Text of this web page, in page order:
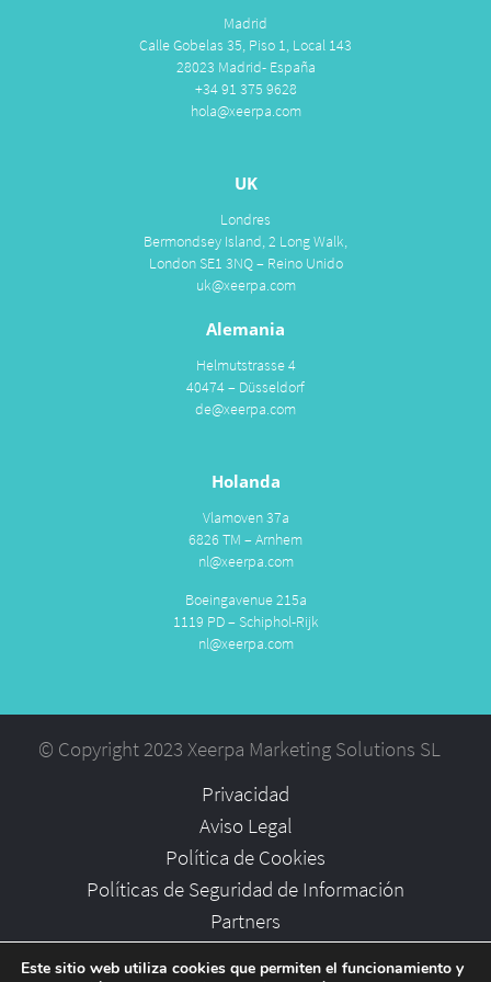
Madrid
Calle Gobelas 35, Piso 1, Local 143
28023 Madrid- España
+34 91 375 9628
hola@xeerpa.com
UK
Londres
Bermondsey Island, 2 Long Walk,
London SE1 3NQ – Reino Unido
uk@xeerpa.com
Alemania
Helmutstrasse 4
40474 – Düsseldorf
de@xeerpa.com
Holanda
Vlamoven 37a
6826 TM – Arnhem
nl@xeerpa.com
Boeingavenue 215a
1119 PD – Schiphol-Rijk
nl@xeerpa.com
© Copyright 2023 Xeerpa Marketing Solutions SL
Privacidad
Aviso Legal
Política de Cookies
Políticas de Seguridad de Información
Partners
Este sitio web utiliza cookies que permiten el funcionamiento y